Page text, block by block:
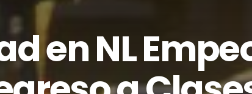
en NL